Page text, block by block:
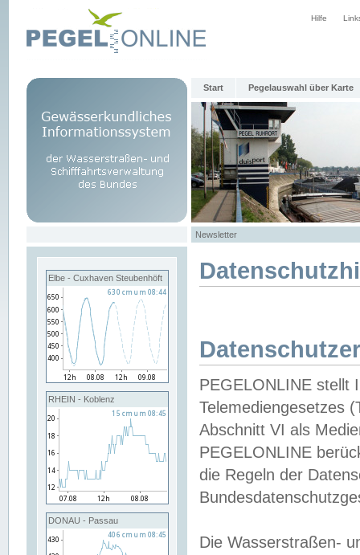
Hilfe
Start Pegelauswahl über Karte
Newsletter
Elbe - Cuxhaven Steubenhöft
RHEIN - Koblenz
DONAU - Passau
PEGELONLINE stellt
Telemediengesetzes
Abschnitt VI als
PEGELONLINE
die Regeln der
Die Wasserstraßen-